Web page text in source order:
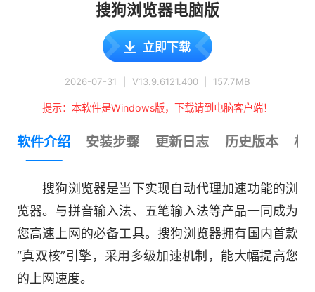
搜狗浏览器电脑版
立即下载
2026-07-31 V13.9.6121.400 157.7MB
提示：本软件是Windows版，下载请到电脑客户端！
软件介绍 安装步骤 更新日志 历史版本 相
搜狗浏览器是当下实现自动代理加速功能的浏
览器。与拼音输入法、五笔输入法等产品一同成为
您高速上网的必备工具。搜狗浏览器拥有国内首款
“真双核”引擎，采用多级加速机制，能大幅提高您
的上网速度。